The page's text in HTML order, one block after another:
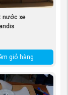
nước xe
giỏ hàng